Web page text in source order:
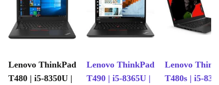
Lenovo ThinkPad
T480 | i5-8350U |
Lenovo ThinkPad
T490 | i5-8365U |
Lenovo
T480s | i5-